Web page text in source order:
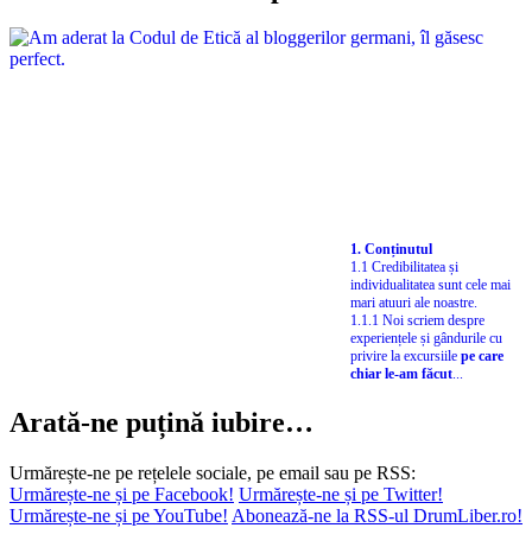
1. Conținutul
1.1 Credibilitatea și
individualitatea sunt cele mai
mari atuuri ale noastre.
1.1.1 Noi scriem despre
experiențele și gândurile cu
privire la excursiile pe care
chiar le-am făcut...
Arată-ne puțină iubire…
Urmărește-ne pe rețelele sociale, pe email sau pe RSS:
Urmărește-ne și pe Facebook! Urmărește-ne și pe Twitter!
Urmărește-ne și pe YouTube! Abonează-ne la RSS-ul DrumLiber.ro!